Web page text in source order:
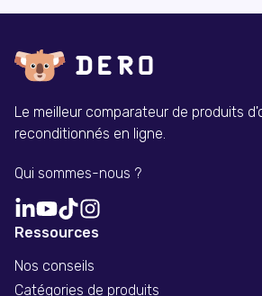
Le meilleur comparateur de produits
reconditionnés en ligne.
Qui sommes-nous ?
Ressources
Nos conseils
Catégories de produits